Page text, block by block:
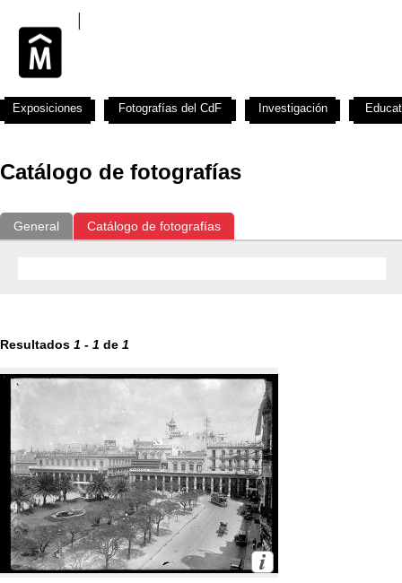
Catálogo de fotografías
General Catálogo de fotografías
Resultados 1 - 1 de 1
Exposiciones Fotografías del CdF Investigación